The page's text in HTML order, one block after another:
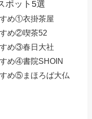
ポット5選
め①衣掛茶屋
め②喫茶52
め③春日大社
め④書院SHOIN
め⑤まほろば大仏